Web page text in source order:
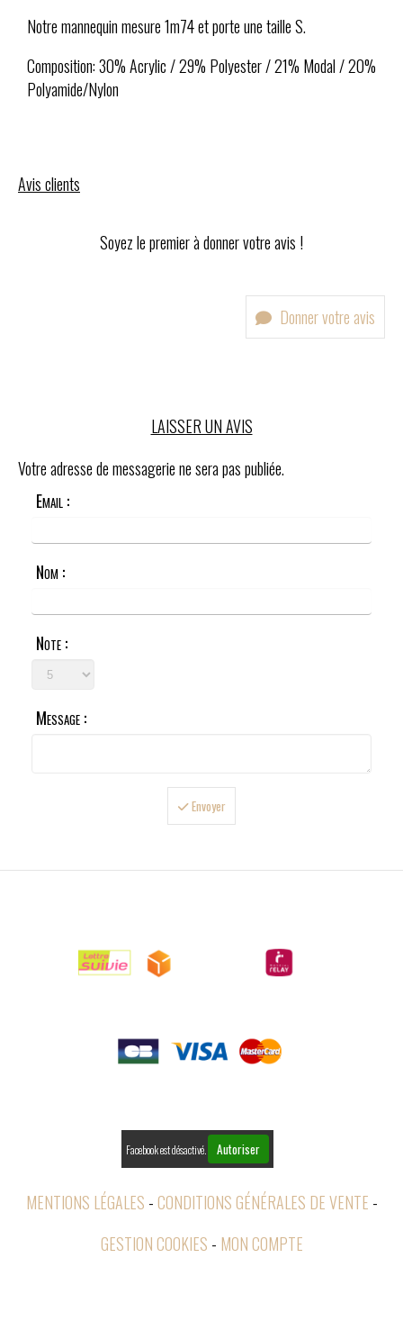
Notre mannequin mesure 1m74 et porte une taille S.
Composition: 30% Acrylic / 29% Polyester / 21% Modal / 20%
Polyamide/Nylon
Avis clients
Soyez le premier à donner votre avis !
Donner votre avis
LAISSER UN AVIS
Votre adresse de messagerie ne sera pas publiée.
Email :
Nom :
Note :
Message :
Envoyer
Facebook est désactivé. Autoriser
MENTIONS LÉGALES CONDITIONS GÉNÉRALES DE VENTE
GESTION COOKIES
MON COMPTE